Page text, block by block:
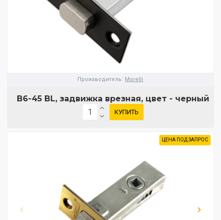
Производитель: Morelli
B6-45 BL, задвижка врезная, цвет - черный
КУПИТЬ
ЦЕНА ПОД ЗАПРОС